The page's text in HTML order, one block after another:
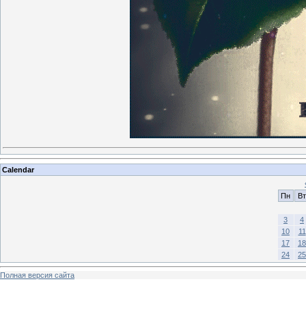
Calendar
Пн
Вт
3
4
10
11
17
18
24
25
Полная версия сайта